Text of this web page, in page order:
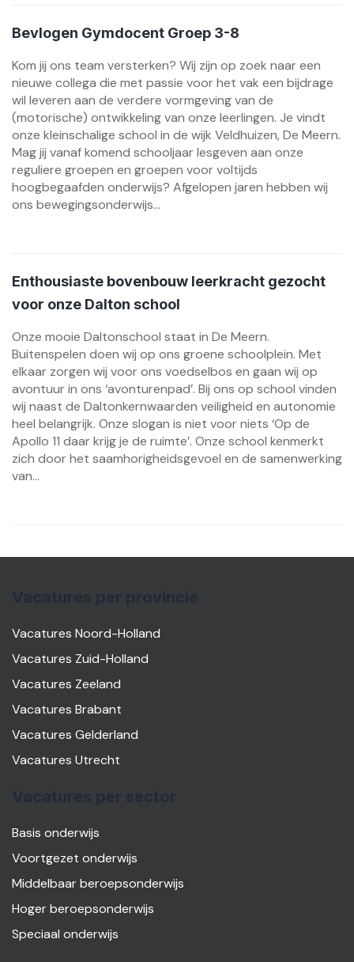
Bevlogen Gymdocent Groep 3-8
Kom jij ons team versterken? Wij zijn op zoek naar een
nieuwe collega die met passie voor het vak een bijdrage
wil leveren aan de verdere vormgeving van de
(motorische) ontwikkeling van onze leerlingen. Je vindt
onze kleinschalige school in de wijk Veldhuizen, De Meern.
Mag jij vanaf komend schooljaar lesgeven aan onze
reguliere groepen en groepen voor voltijds
hoogbegaafden onderwijs? Afgelopen jaren hebben wij
ons bewegingsonderwijs...
Enthousiaste bovenbouw leerkracht gezocht
voor onze Dalton school
Onze mooie Daltonschool staat in De Meern.
Buitenspelen doen wij op ons groene schoolplein. Met
elkaar zorgen wij voor ons voedselbos en gaan wij op
avontuur in ons ‘avonturenpad’. Bij ons op school vinden
wij naast de Daltonkernwaarden veiligheid en autonomie
heel belangrijk. Onze slogan is niet voor niets ‘Op de
Apollo 11 daar krijg je de ruimte’. Onze school kenmerkt
zich door het saamhorigheidsgevoel en de samenwerking
van...
Vacatures Noord-Holland
Vacatures Zuid-Holland
Vacatures Zeeland
Vacatures Brabant
Vacatures Gelderland
Vacatures Utrecht
Basis onderwijs
Voortgezet onderwijs
Middelbaar beroepsonderwijs
Hoger beroepsonderwijs
Speciaal onderwijs